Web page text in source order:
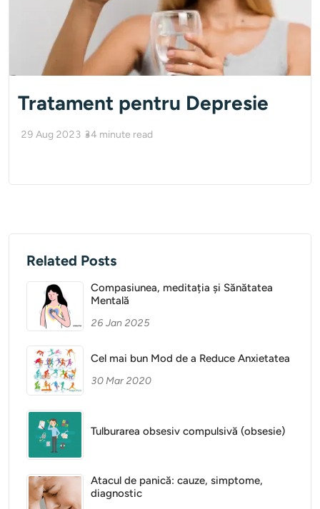
Tratament pentru Depresie
29 Aug 2023 34 minute read
Related Posts
Compasiunea, meditația și Sănătatea
Mentală
26 Jan 2025
Cel mai bun Mod de a Reduce Anxietatea
30 Mar 2020
Tulburarea obsesiv compulsivă (obsesie)
Atacul de panică: cauze, simptome,
diagnostic